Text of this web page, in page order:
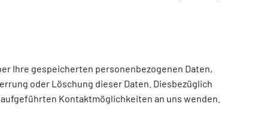
Ihre gespeicherten personenbezogenen Daten,
oder Löschung dieser Daten. Diesbezüglich
Kontaktmöglichkeiten an uns wenden.